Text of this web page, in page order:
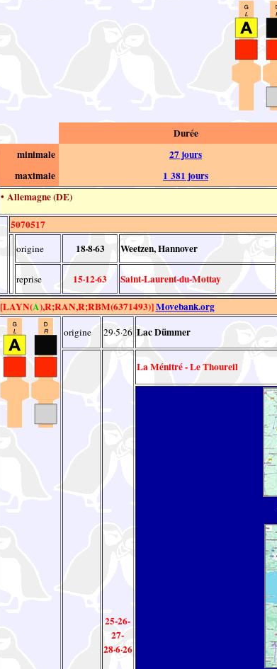
Durée
minimale
27 jours
maximale
1 381 jours
• Allemagne (DE)
5070517
origine 18·8·63 Weetzen, Hannover
reprise 15·12·63 Saint-Laurent-du-Mottay
[LAYN(A),R;RAN,R;RBM(6371493)]Movebank.org
origine 29·5·26 Lac Dümmer
25-26-
27-
28·6·26
La Ménitré - Le Thoureil